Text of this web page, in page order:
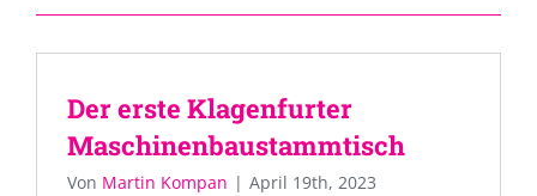
Der erste Klagenfurter
Maschinenbaustammtisch
Von Martin Kompan | April 19th, 2023